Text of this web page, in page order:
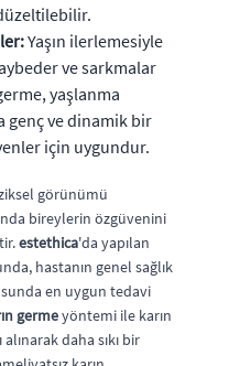
Yaşın ilerlemesiyle
ve sarkmalar
yaşlanma
genç ve dinamik bir
için uygundur.
görünümü
bireylerin özgüvenini
estethica'da yapılan
hastanın genel sağlık
en uygun tedavi
germeyöntemi ile karın
daha sıkı bir